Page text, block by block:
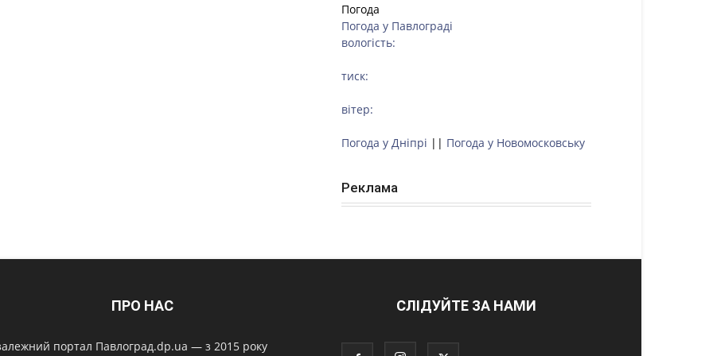
Погода
Погода у Павлограді
вологість:
тиск:
вітер:
Погода у Дніпрі || Погода у Новомосковську
Реклама
ПРО НАС
портал Павлоград.dp.ua — з 2015 року
СЛІДУЙТЕ ЗА НАМИ